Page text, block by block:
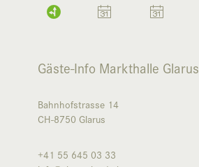
Gäste-Info Markthalle Glarus
Bahnhofstrasse 14
CH-8750 Glarus
+41 55 645 03 33